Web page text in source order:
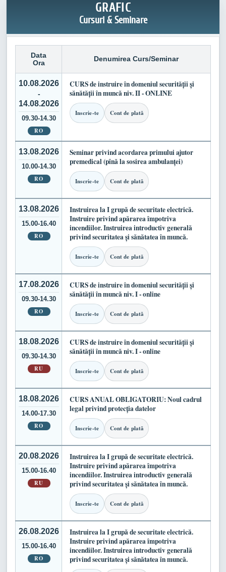
GRAFIC
Cursuri & Seminare
Data
Ora
Denumirea Curs/Seminar
10.08.2026
-
14.08.2026
09.30-14.30
RO
CURS de instruire în domeniul securității și
sănătății în muncă niv. II - ONLINE
Inscrie-te Cont de plată
13.08.2026
10.00-14.30
RO
Seminar privind acordarea primului ajutor
premedical (pînă la sosirea ambulanței)
Inscrie-te Cont de plată
13.08.2026
15.00-16.40
RO
Instruirea la I grupă de securitate electrică.
Instruire privind apărarea împotriva
incendiilor. Instruirea introductiv generală
privind securitatea și sănătatea în muncă.
Inscrie-te Cont de plată
17.08.2026
09.30-14.30
RO
CURS de instruire în domeniul securității și
sănătății în muncă niv. I - online
Inscrie-te Cont de plată
18.08.2026
09.30-14.30
RU
CURS de instruire în domeniul securității și
sănătății în muncă niv. I - online
Inscrie-te Cont de plată
18.08.2026
14.00-17.30
RO
CURS ANUAL OBLIGATORIU: Noul cadrul
legal privind protecția datelor
Inscrie-te Cont de plată
20.08.2026
15.00-16.40
RU
Instruirea la I grupă de securitate electrică.
Instruire privind apărarea împotriva
incendiilor. Instruirea introductiv generală
privind securitatea și sănătatea în muncă.
Inscrie-te Cont de plată
26.08.2026
15.00-16.40
RO
Instruirea la I grupă de securitate electrică.
Instruire privind apărarea împotriva
incendiilor. Instruirea introductiv generală
privind securitatea și sănătatea în muncă.